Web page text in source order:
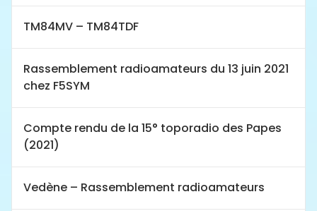
TM84MV – TM84TDF
Rassemblement radioamateurs du 13 juin 2021
chez F5SYM
Compte rendu de la 15° toporadio des Papes
(2021)
Vedène – Rassemblement radioamateurs